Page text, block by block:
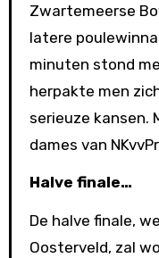
Zwartemeerse
latere
minuten stond
herpakte men
serieuze kansen.
dames van
Halve finale…
De halve finale,
Oosterveld, zal